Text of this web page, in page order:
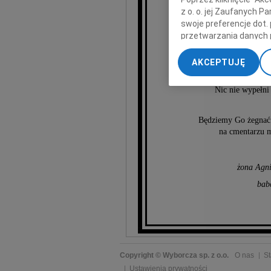
19 czerwca, w
Nic nie wypełni
Będziemy Go
na cmentarzu
żona
Copyright © Wyborcza sp. z o.o. O nas
Ustawienia prywatności
z o. o. jej Zaufanych
swoje preferencje dot.
przetwarzania danych
„Ustawienia
My, nasi Zaufani
dokładnych danych
Przechowywanie
AKCEPTUJĘ